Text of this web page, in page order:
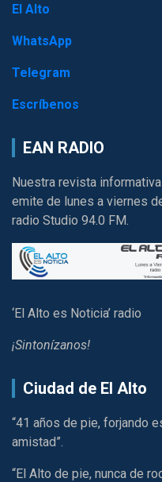
El Alto
WhatsApp
Telegram
Escríbenos
EAN RADIO
Nuestra revista informativa
emite de lunes a viernes
radio Studio 94.0 FM.
‘El Alto es Noticia’ radio
¡Sintonízanos!
Ciudad de El Alto
“41 años de pie, forjando
amistad”.
“El Alto de pie, nunca de